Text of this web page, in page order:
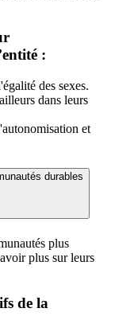
:
des sexes.
dans leurs
et
durables
plus
plus sur leurs
de la